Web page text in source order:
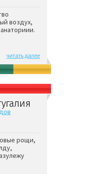
воздух,
читать далее
рощи,